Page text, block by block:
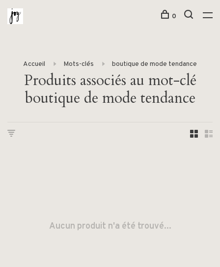
0
Accueil Mots-clés boutique de mode tendance
Produits associés au mot-clé
boutique de mode tendance
Aucun produit n'a été trouvé...